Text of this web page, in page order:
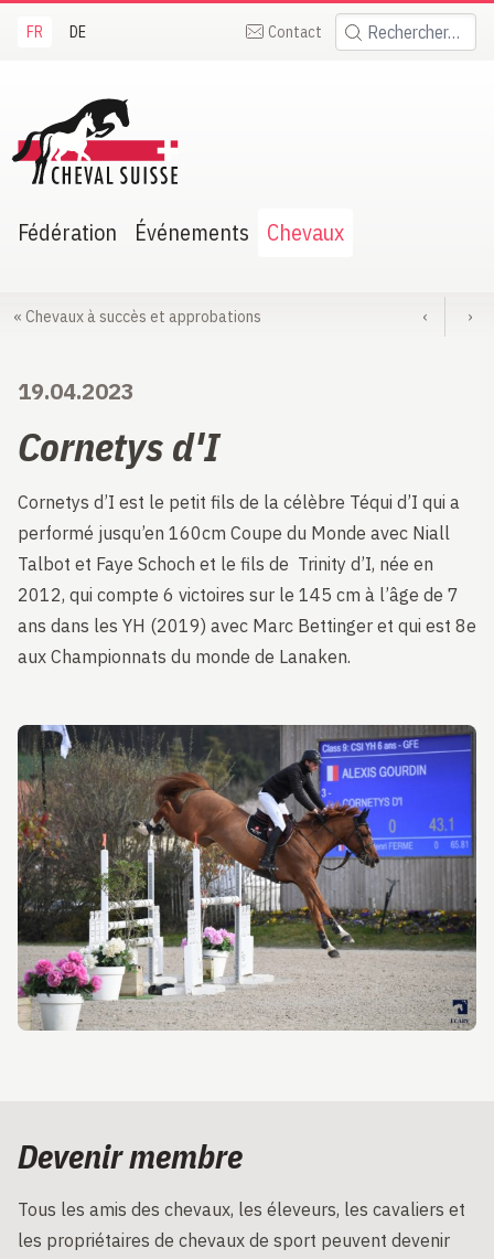
FR DE Contact Rechercher:
Suisse
Fédération Événements Chevaux
« Chevaux à succès et approbations ‹ ›
19.04.2023
Cornetys d'I
Cornetys d’I est le petit fils de la célèbre Téqui d’I qui a
performé jusqu’en 160cm Coupe du Monde avec Niall
Talbot et Faye Schoch et le fils de Trinity d’I, née en
2012, qui compte 6 victoires sur le 145 cm à l’âge de 7
ans dans les YH (2019) avec Marc Bettinger et qui est 8e
aux Championnats du monde de Lanaken.
Devenir membre
Tous les amis des chevaux, les éleveurs, les cavaliers et
les propriétaires de chevaux de sport peuvent devenir